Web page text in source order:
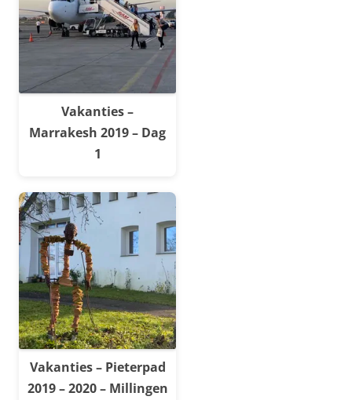
Vakanties –
Marrakesh 2019 – Dag
1
Vakanties – Pieterpad
2019 – 2020 – Millingen